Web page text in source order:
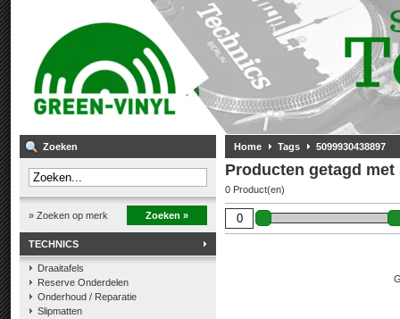
Zoeken
» Zoeken op merk Zoeken »
TECHNICS
Draaitafels
Reserve Onderdelen
Onderhoud / Reparatie
Slipmatten
Home Tags 5099930438897
Producten getagd met
0 Product(en)